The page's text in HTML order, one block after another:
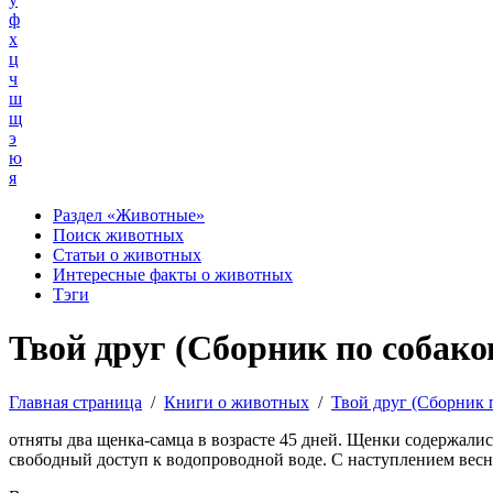
ф
х
ц
ч
ш
щ
э
ю
я
Раздел «Животные»
Поиск животных
Статьи о животных
Интересные факты о животных
Тэги
Твой друг (Сборник по
Главная страница / Книги о животных / Твой друг (Сборник
отняты два щенка-самца в возрасте 45 дней. Щенки
свободный доступ к водопроводной воде. С наступлением